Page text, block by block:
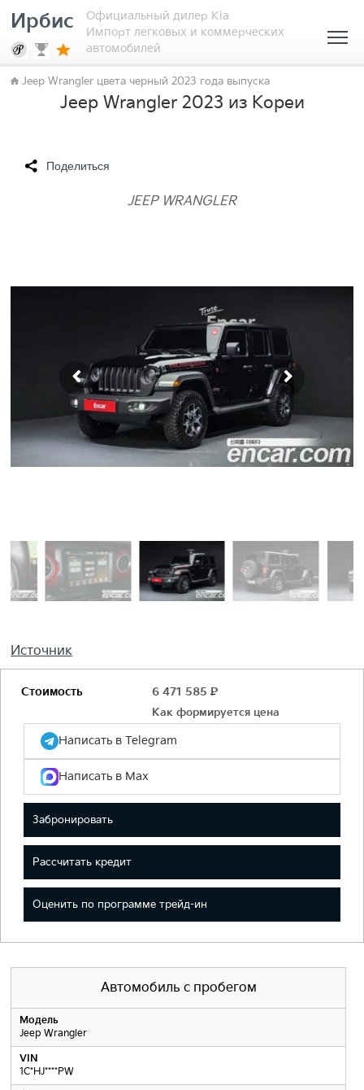
Ирбис
Официальный дилер Kia
Импорт легковых и коммерческих
автомобилей
Jeep Wrangler цвета черный 2023 года выпуска
Jeep Wrangler 2023 из Кореи
Поделиться
JEEP WRANGLER
Источник
Стоимость 6 471 585 Р
Как формируется цена
Написать в Telegram
Написать в Max
Забронировать
Рассчитать кредит
Оценить по программе трейд-ин
Автомобиль с пробегом
Модель
Jeep Wrangler
VIN
1C*HJ****PW